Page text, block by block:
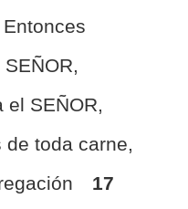
Entonces
el SEÑOR,
toda carne,
17